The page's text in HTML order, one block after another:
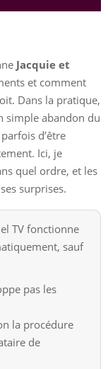
Jacquie et
et comment
Dans la pratique,
simple abandon du
d’être
Ici, je
quel ordre, et les
surprises.
TV fonctionne
sauf
pas les
la procédure
de